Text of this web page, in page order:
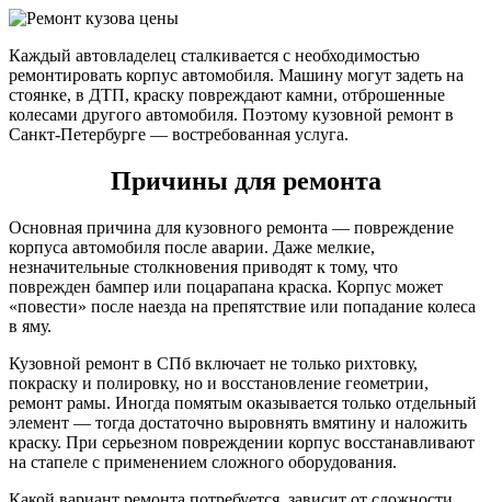
Каждый автовладелец сталкивается с необходимостью
ремонтировать корпус автомобиля. Машину могут задеть на
стоянке, в ДТП, краску повреждают камни, отброшенные
колесами другого автомобиля. Поэтому кузовной ремонт в
Санкт-Петербурге — востребованная услуга.
Причины для ремонта
Основная причина для кузовного ремонта — повреждение
корпуса автомобиля после аварии. Даже мелкие,
незначительные столкновения приводят к тому, что
поврежден бампер или поцарапана краска. Корпус может
«повести» после наезда на препятствие или попадание колеса
в яму.
Кузовной ремонт в СПб включает не только рихтовку,
покраску и полировку, но и восстановление геометрии,
ремонт рамы. Иногда помятым оказывается только отдельный
элемент — тогда достаточно выровнять вмятину и наложить
краску. При серьезном повреждении корпус восстанавливают
на стапеле с применением сложного оборудования.